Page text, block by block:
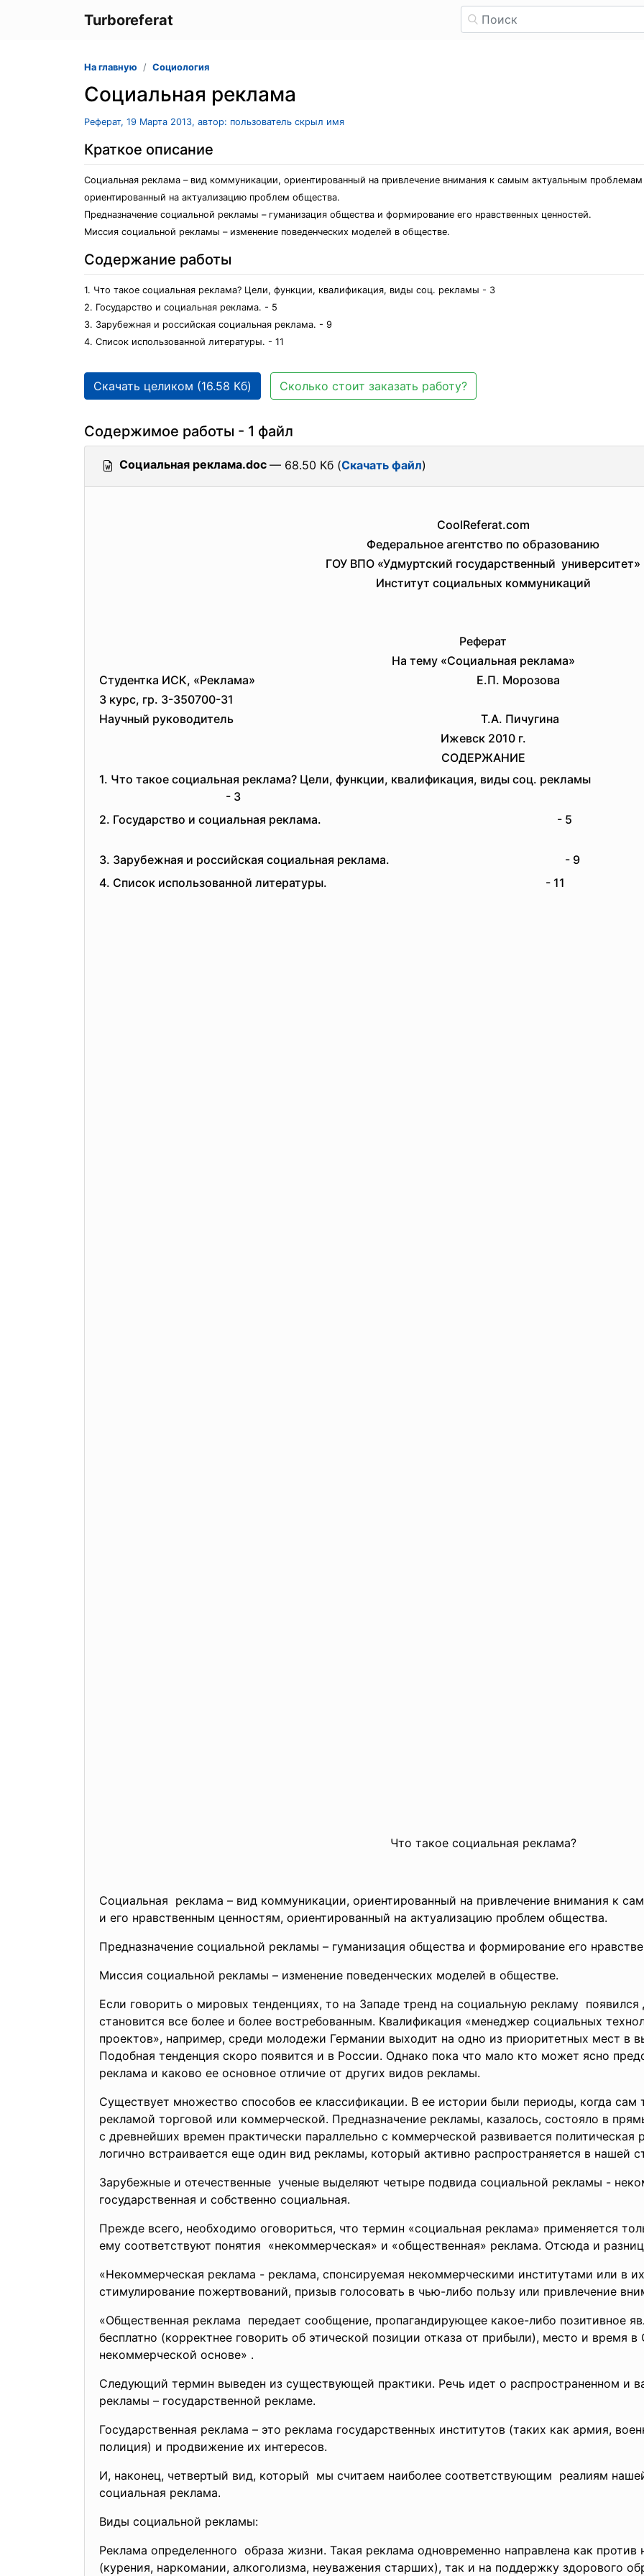
Turboreferat
На главную Социология
Социальная реклама
Реферат, 19 Марта 2013, автор: пользователь скрыл имя
Краткое описание
Социальная реклама – вид коммуникации, ориентированный на привлечение внимания к самым актуальным
ориентированный на актуализацию проблем общества.
Предназначение социальной рекламы – гуманизация общества и формирование его нравственных ценностей.
Миссия социальной рекламы – изменение поведенческих моделей в обществе.
Содержание работы
1. Что такое социальная реклама? Цели, функции, квалификация, виды соц. рекламы - 3
2. Государство и социальная реклама. - 5
3. Зарубежная и российская социальная реклама. - 9
4. Список использованной литературы. - 11
Скачать целиком (16.58 Кб) Сколько стоит заказать работу?
Содержимое работы - 1 файл
Социальная реклама.doc — 68.50 Кб (Скачать файл)
CoolReferat.com
Федеральное агентство по образованию
ГОУ ВПО «Удмуртский государственный университет»
Институт социальных коммуникаций
Реферат
На тему «Социальная реклама»
Студентка ИСК, «Реклама»
Е.П. Морозова
3 курс, гр. 3-350700-31
Научный руководитель
Т.А. Пичугина
Ижевск 2010 г.
СОДЕРЖАНИЕ
1. Что такое социальная реклама? Цели, функции, квалификация, виды соц.
- 3
2. Государство и социальная реклама.
-
3. Зарубежная и российская социальная реклама.
- 9
4. Список использованной литературы.
- 11
Что такое социальная реклама?
Социальная реклама – вид коммуникации, ориентированный на привлечение внимания к
и его нравственным ценностям, ориентированный на актуализацию проблем общества.
Предназначение социальной рекламы – гуманизация общества и формирование его
Миссия социальной рекламы – изменение поведенческих моделей в обществе.
Если говорить о мировых тенденциях, то на Западе тренд на социальную рекламу
становится все более и более востребованным. Квалификация «менеджер социальных
проектов», например, среди молодежи Германии выходит на одно из приоритетных мест в
Подобная тенденция скоро появится и в России. Однако пока что мало кто может ясно
реклама и каково ее основное отличие от других видов рекламы.
Существует множество способов ее классификации. В ее истории были периоды, когда сам
рекламой торговой или коммерческой. Предназначение рекламы, казалось, состояло в
с древнейших времен практически параллельно с коммерческой развивается
логично встраивается еще один вид рекламы, который активно распространяется в нашей
Зарубежные и отечественные ученые выделяют четыре подвида социальной рекламы -
государственная и собственно социальная.
Прежде всего, необходимо оговориться, что термин «социальная реклама» применяется
ему соответствуют понятия «некоммерческая» и «общественная» реклама. Отсюда и
«Некоммерческая реклама - реклама, спонсируемая некоммерческими институтами или в
стимулирование пожертвований, призыв голосовать в чью-либо пользу или привлечение
«Общественная реклама передает сообщение, пропагандирующее какое-либо позитивное
бесплатно (корректнее говорить об этической позиции отказа от прибыли), место и время
некоммерческой основе» .
Следующий термин выведен из существующей практики. Речь идет о распространенном и
рекламы – государственной рекламе.
Государственная реклама – это реклама государственных институтов (таких как армия,
полиция) и продвижение их интересов.
И, наконец, четвертый вид, который мы считаем наиболее соответствующим реалиям
социальная реклама.
Виды социальной рекламы:
Реклама определенного образа жизни. Такая реклама одновременно направлена как против
(курения, наркомании, алкоголизма, неуважения старших), так и на поддержку здорового